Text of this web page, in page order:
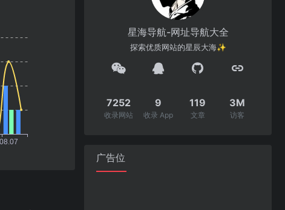
星海导航-网址导航大全
探索优质网站的星辰大海✨
7252
收录网站
9
收录 App
119
文章
3M
访客
广告位